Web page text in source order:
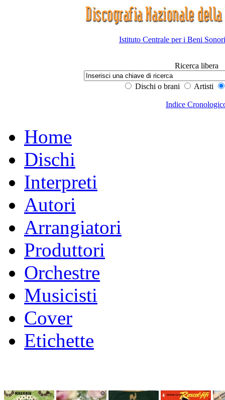
Istituto Centrale per i Beni
Ricerca libera
Dischi o brani Artisti
Indice
Home
Dischi
Interpreti
Autori
Arrangiatori
Produttori
Orchestre
Musicisti
Cover
Etichette